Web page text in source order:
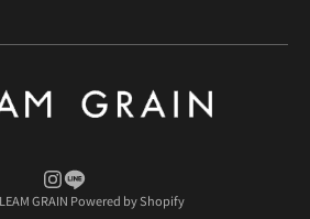
GRAIN Powered by Shopify